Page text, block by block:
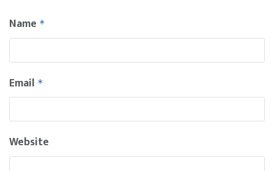
Name *
Email *
Website